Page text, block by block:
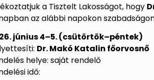
a Tisztelt Lakosságot, hogy
az alábbi napokon
június 4–5. (csütörtök–péntek)
Dr. Makó Katalin főorvosnő
helye: saját rendelő
idő: